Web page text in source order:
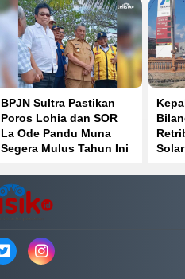
BPJN Sultra Pastikan
Poros Lohia dan SOR
La Ode Pandu Muna
Segera Mulus Tahun Ini